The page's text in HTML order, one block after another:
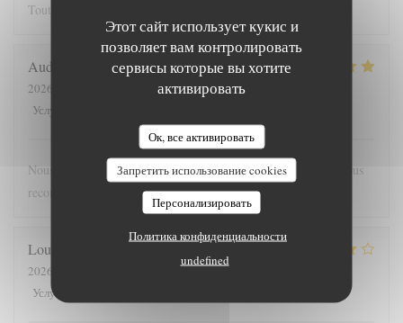
Этот сайт использует кукис и
позволяет вам контролировать
сервисы которые вы хотите
активировать
Ок, все активировать
Запретить использование cookies
Персонализировать
Политика конфиденциальности
undefined
Tout était bon. La crêpe dessert du jour originale
Audrey
2026-05-16
- 19:45 - гости 4
Услуги
Nous nous sommes régalés, joli restaurant, bonne ambiance. Nous
recommandons !
Louis
2026-05-25
Услуги